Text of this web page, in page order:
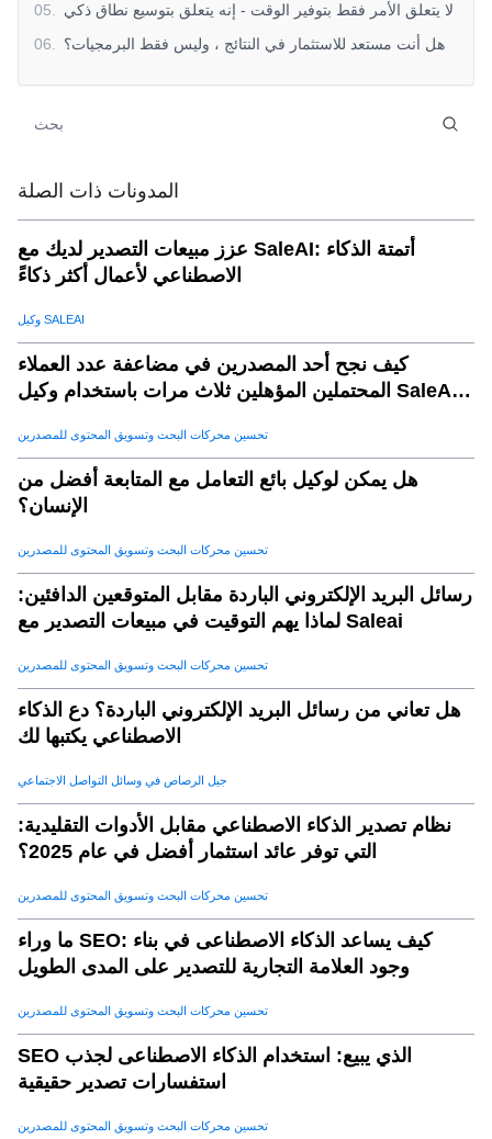
05
لا يتعلق الأمر فقط بتوفير الوقت - إنه يتعلق بتوسيع نطاق ذكي
06
هل أنت مستعد للاستثمار في النتائج ، وليس فقط البرمجيات؟
المدونات ذات الصلة
عزز مبيعات التصدير لديك مع SaleAI: أتمتة الذكاء
الاصطناعي لأعمال أكثر ذكاءً
وكيل SALEAI
كيف نجح أحد المصدرين في مضاعفة عدد العملاء
المحتملين المؤهلين ثلاث مرات باستخدام وكيل SaleAI
تحسين محركات البحث وتسويق المحتوى للمصدرين
هل يمكن لوكيل بائع التعامل مع المتابعة أفضل من
الإنسان؟
تحسين محركات البحث وتسويق المحتوى للمصدرين
رسائل البريد الإلكتروني الباردة مقابل المتوقعين الدافئين:
لماذا يهم التوقيت في مبيعات التصدير مع Saleai
تحسين محركات البحث وتسويق المحتوى للمصدرين
هل تعاني من رسائل البريد الإلكتروني الباردة؟ دع الذكاء
الاصطناعي يكتبها لك
جيل الرصاص في وسائل التواصل الاجتماعي
نظام تصدير الذكاء الاصطناعي مقابل الأدوات التقليدية:
التي توفر عائد استثمار أفضل في عام 2025؟
تحسين محركات البحث وتسويق المحتوى للمصدرين
ما وراء SEO: كيف يساعد الذكاء الاصطناعى في بناء
وجود العلامة التجارية للتصدير على المدى الطويل
تحسين محركات البحث وتسويق المحتوى للمصدرين
SEO الذي يبيع: استخدام الذكاء الاصطناعى لجذب
استفسارات تصدير حقيقية
تحسين محركات البحث وتسويق المحتوى للمصدرين